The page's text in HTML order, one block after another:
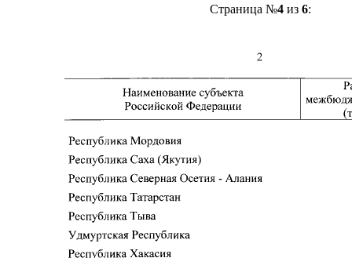
Страница №4из 6: